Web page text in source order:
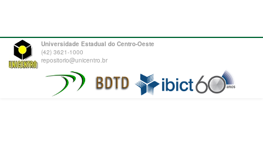
Universidade Estadual do Centro-Oeste
(42) 3621-1000
repositorio@unicentro.br